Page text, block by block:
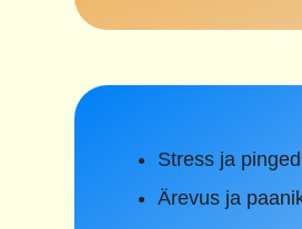
Stress ja
Ärevus ja